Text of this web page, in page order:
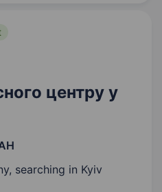
центру у
searching in Kyiv